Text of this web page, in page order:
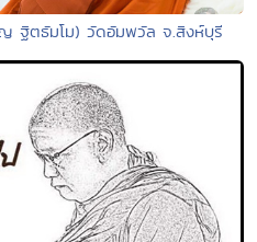
ฐิตธัมโม) วัดอัมพวัล จ.สิงห์บุรี